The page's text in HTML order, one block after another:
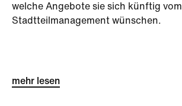
welche Angebote sie sich künftig vom
Stadtteilmanagement wünschen.
mehr lesen